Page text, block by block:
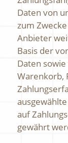
Daten von
zum
Anbieter
Basis der
Daten
Warenkorb,
auf
gewährt